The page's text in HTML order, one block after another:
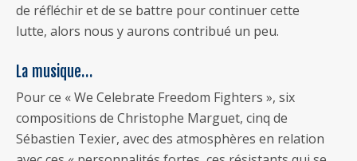
de réfléchir et de se battre pour continuer cette
lutte, alors nous y aurons contribué un peu.
La musique…
Pour ce « We Celebrate Freedom Fighters », six
compositions de Christophe Marguet, cinq de
Sébastien Texier, avec des atmosphères en relation